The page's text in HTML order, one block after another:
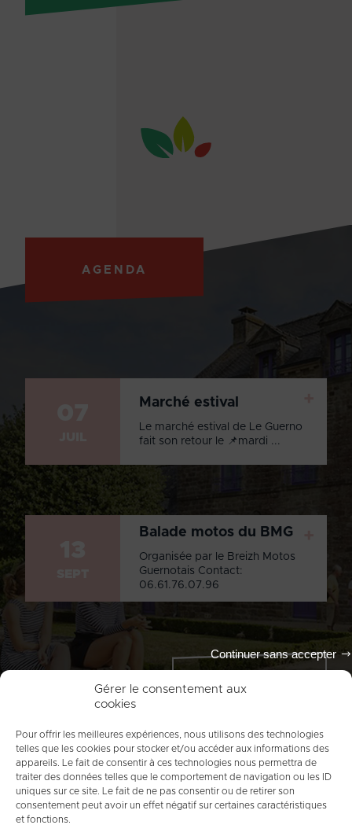
Gérer le consentement aux
cookies
Pour offrir les meilleures expériences, nous utilisons des technologies
telles que les cookies pour stocker et/ou accéder aux informations des
appareils. Le fait de consentir à ces technologies nous permettra de
traiter des données telles que le comportement de navigation ou les ID
uniques sur ce site. Le fait de ne pas consentir ou de retirer son
consentement peut avoir un effet négatif sur certaines caractéristiques
et fonctions.
Continuer sans accepter
AGENDA
Marché estival
Le marché estival de Le Guerno
fait son retour le 📌mardi ...
Balade motos du BMG
Organisée par le Breizh Motos
Guernotais Contact:
06.61.76.07.96